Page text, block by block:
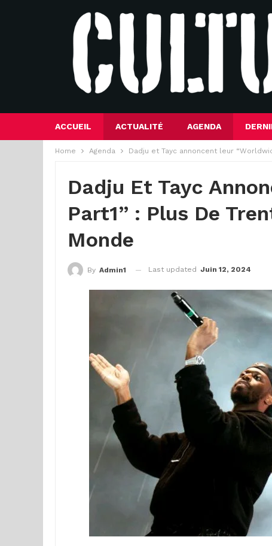
ACCUEIL ACTUALITÉ AGENDA
Home Agenda Dadju et Tayc annoncent leur
Dadju Et Tayc
Part1” : Plus De
Monde
By Admin1 Last updated Juin 12, 2024